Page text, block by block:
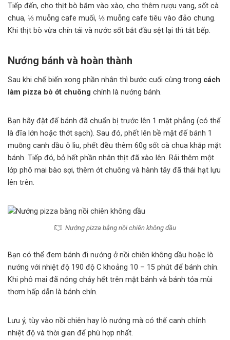
Tiếp đến, cho thịt bò băm vào xào, cho thêm rượu vang, sốt cà
chua, ⅓ muỗng cafe muối, ⅓ muỗng cafe tiêu vào đảo chung.
Khi thịt bò vừa chín tái và nước sốt bắt đầu sệt lại thì tắt bếp.
Nướng bánh và hoàn thành
Sau khi chế biến xong phần nhân thì bước cuối cùng trong cách
làm pizza bò ớt chuông chính là nướng bánh.
Bạn hãy đặt đế bánh đã chuẩn bị trước lên 1 mặt phẳng (có thể
là đĩa lớn hoặc thớt sạch). Sau đó, phết lên bề mặt đế bánh 1
muỗng canh dầu ô liu, phết đều thêm 60g sốt cà chua khắp mặt
bánh. Tiếp đó, bỏ hết phần nhân thịt đã xào lên. Rải thêm một
lớp phô mai bào sợi, thêm ớt chuông và hành tây đã thái hạt lựu
lên trên.
Nướng pizza bằng nồi chiên không dầu
Bạn có thể đem bánh đi nướng ở nồi chiên không dầu hoặc lò
nướng với nhiệt độ 190 độ C khoảng 10 – 15 phút để bánh chín.
Khi phô mai đã nóng chảy hết trên mặt bánh và bánh tỏa mùi
thơm hấp dẫn là bánh chín.
Lưu ý, tùy vào nồi chiên hay lò nướng mà có thể canh chỉnh
nhiệt độ và thời gian để phù hợp nhất.